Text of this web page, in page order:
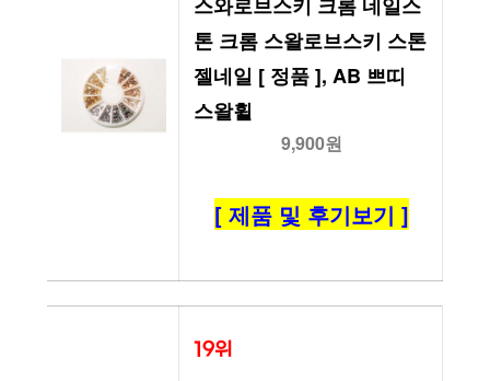
톤 크롬 스왈로브스키 스톤
젤네일 [ 정품 ], AB 쁘띠
스왈휠
9,900원
[ 제품 및 후기보기 ]
19위